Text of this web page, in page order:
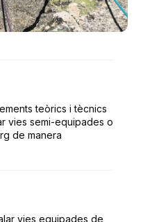
teòrics i tècnics
vies semi-equipades o
de manera
vies equipades de